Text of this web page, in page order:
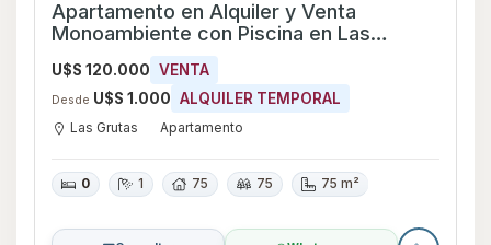
Apartamento en Alquiler y Venta
Monoambiente con Piscina en Las
Grutas, Maldonado
U$S 120.000 VENTA
Desde U$S 1.000 ALQUILER TEMPORAL
Las Grutas Apartamento
0 1 75 75 75 m²